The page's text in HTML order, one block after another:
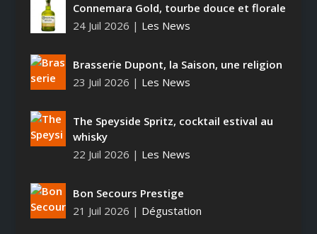
Connemara Gold, tourbe douce et florale
24 Juil 2026 | Les News
Brasserie Dupont, la Saison, une religion
23 Juil 2026 | Les News
The Speyside Spritz, cocktail estival au
whisky
22 Juil 2026 | Les News
Bon Secours Prestige
21 Juil 2026 | Dégustation